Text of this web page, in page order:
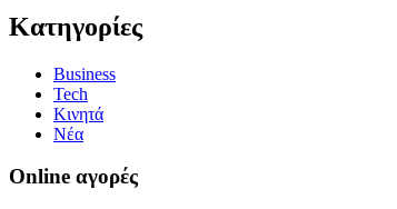
Kατηγορίες
Business
Tech
Κινητά
Νέα
Online αγορές